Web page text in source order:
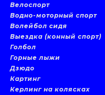
Велоспорт
Водно-моторный спорт
Волейбол сидя
Выездка (конный спорт)
Голбол
Горные лыжи
Дзюдо
Картинг
Керлинг на колясках